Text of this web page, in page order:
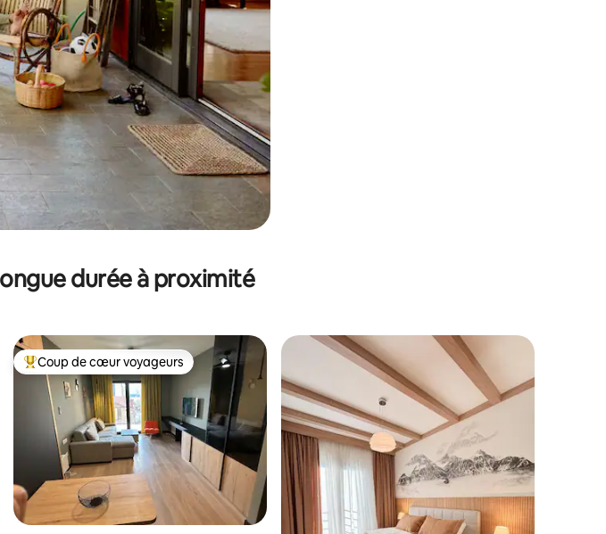
durée à proximité
Coups de cœur voyageurs les plus appréciés
Coup de cœur voyageurs